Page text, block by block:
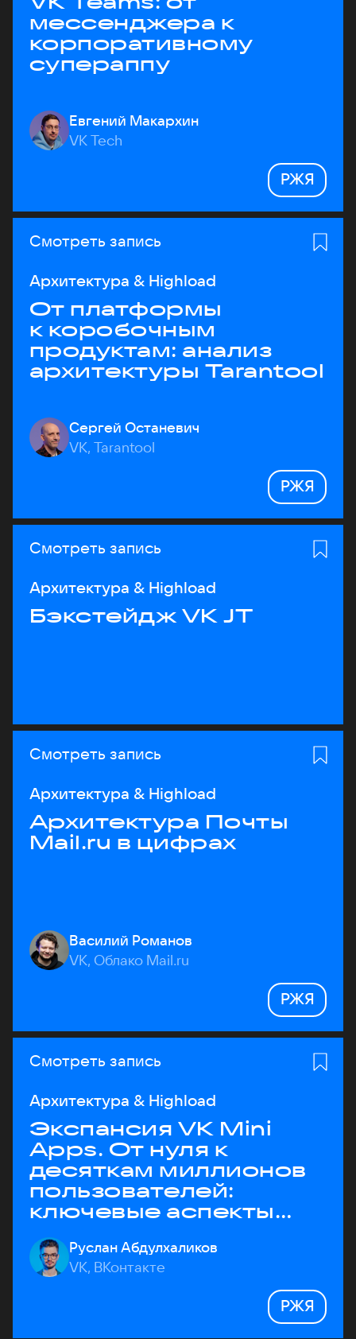
мессенджера к
корпоративному
супераппу
Евгений Макархин
VK Tech
РЖЯ
Смотреть запись
Архитектура & Highload
От платформы
к коробочным
продуктам: анализ
архитектуры Tarantool
Сергей Останевич
VK, Tarantool
РЖЯ
Смотреть запись
Архитектура & Highload
Бэкстейдж VK JT
Смотреть запись
Архитектура & Highload
Архитектура Почты
Mail.ru в цифрах
Василий Романов
VK, Облако Mail.ru
РЖЯ
Смотреть запись
Архитектура & Highload
Экспансия VK Mini
Apps. От нуля к
десяткам миллионов
пользователей:
ключевые аспекты
архитектуры
Руслан Абдулхаликов
VK, ВКонтакте
РЖЯ